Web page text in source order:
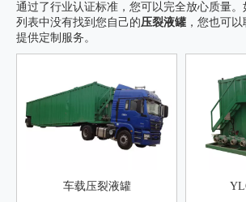
通过了行业认证标准，您可以完全放心质量
列表中没有找到您自己的压裂液罐 ，您也可
提供定制服务。
车载压裂液罐